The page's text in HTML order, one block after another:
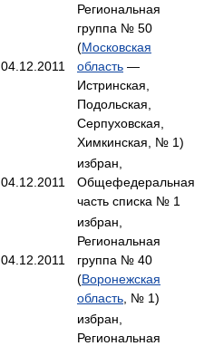
04.12.2011
Региональная
группа № 50
(Московская
область —
Истринская,
Подольская,
Серпуховская,
Химкинская, № 1)
04.12.2011
избран,
Общефедеральная
часть списка № 1
04.12.2011
избран,
Региональная
группа № 40
(Воронежская
область , № 1)
избран,
Региональная